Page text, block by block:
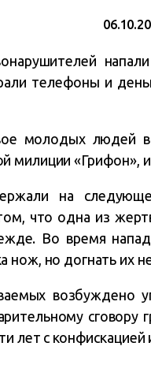
телефоны и
молодых людей
милиции «Грифон»,
на
что одна из
Во время
нож, но догнать их
возбуждено
сговору
лет с